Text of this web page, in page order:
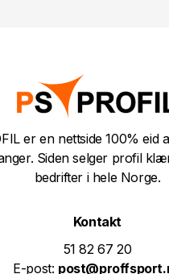
er en nettside 100% eid
Siden selger profil
bedrifter i hele Norge.
Kontakt
51 82 67 20
E-post: